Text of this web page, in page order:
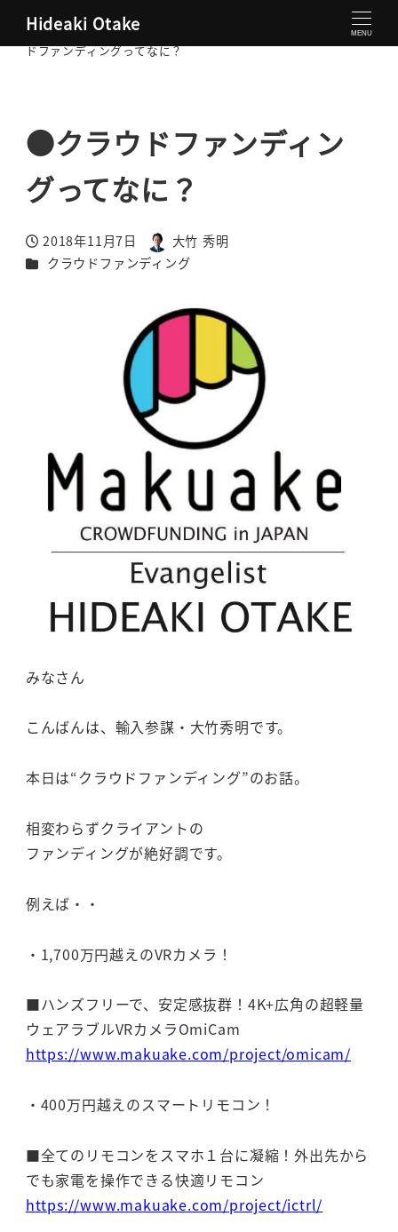
Hideaki Otake MENU
大竹秀明 公式サイト
●クラウ
ドファンディングってなに？
●クラウドファンディン
グってなに？
投稿日
2018年11月7日
著
者
大竹 秀明
カテゴリー
クラウドファンディング
みなさん
こんばんは、輸入参謀・大竹秀明です。
本日は“クラウドファンディング”のお話。
相変わらずクライアントの
ファンディングが絶好調です。
例えば・・
・1,700万円越えのVRカメラ！
■ハンズフリーで、安定感抜群！4K+広角の超軽量
ウェアラブルVRカメラOmiCam
https://www.makuake.com/project/omicam/
・400万円越えのスマートリモコン！
■全てのリモコンをスマホ１台に凝縮！外出先から
でも家電を操作できる快適リモコン
https://www.makuake.com/project/ictrl/